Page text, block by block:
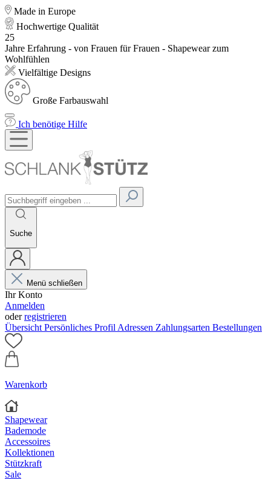
Made in Europe
Hochwertige Qualität
25
Jahre Erfahrung - von Frauen für Frauen - Shapewear zum
Wohlfühlen
Vielfältige Designs
Große Farbauswahl
Ich benötige Hilfe
Suche
Menü schließen
Ihr Konto
Anmelden
oderregistrieren
Übersicht Persönliches Profil Adressen Zahlungsarten Bestellungen
Warenkorb
Shapewear
Bademode
Accessoires
Kollektionen
Stützkraft
Sale